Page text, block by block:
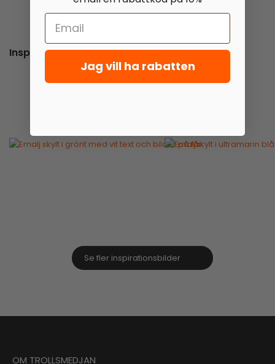
Inspiration Emaljskyltar
Se fler inspirationsbilder
OM TROLLSMEDJAN
Jag vill ha rabatten